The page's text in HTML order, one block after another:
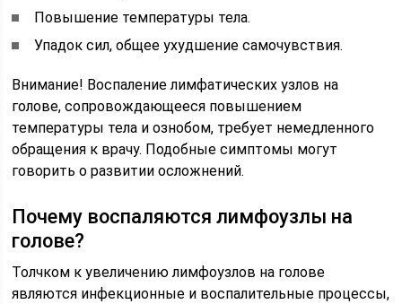
Повышение температуры тела.
Упадок сил, общее ухудшение самочувствия.
Внимание! Воспаление лимфатических узлов на
голове, сопровождающееся повышением
температуры тела и ознобом, требует немедленного
обращения к врачу. Подобные симптомы могут
говорить о развитии осложнений.
Почему воспаляются лимфоузлы на
голове?
Толчком к увеличению лимфоузлов на голове
являются инфекционные и воспалительные процессы,